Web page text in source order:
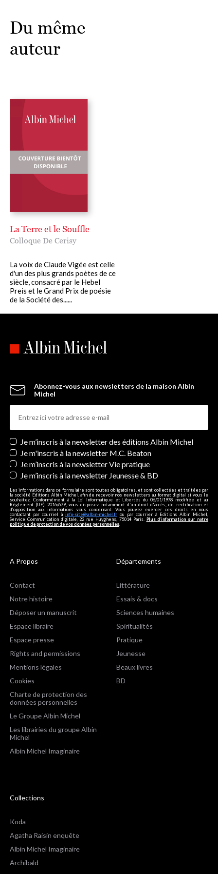
Du même
auteur
La Terre et le Souffle
Colloque De Cerisy
La voix de Claude Vigée est celle
d'un des plus grands poètes de ce
siècle, consacré par le Hebel
Preis et le Grand Prix de poésie
de la Société des......
Abonnez-vous aux newsletters de la maison Albin
Michel
Newsletters
Je m’inscris à la newsletter des éditions Albin Michel
Je m'inscris à la newsletter M.C. Beaton
Je m’inscris à la newsletter Vie pratique
Je m’inscris à la newsletter Jeunesse & BD
Les informations dans ce formulaire sont toutes obligatoires, et sont collectées et traitées par
la société Editions Albin Michel, afin de recevoir nos newsletters au format digital si vous le
souhaitez. Conformément à la Loi Informatique et Libertés du 06/01/1978 modifiée et au
Règlement (UE) 2016/679, vous disposez notamment d'un droit d'accès, de rectification et
d’opposition aux informations vous concernant. Vous pouvez exercer ces droits en nous
contactant par courriel à info-site@albin-michel.fr ou par courrier à Editions Albin Michel,
Service Communication digitale, 22 rue Huyghens, 75014 Paris. Plus d’information sur notre
politique de protection de vos données personnelles.
A Propos
Contact
Notre histoire
Déposer un manuscrit
Espace libraire
Espace presse
Rights and permissions
Mentions légales
Cookies
Charte de protection des
données personnelles
Le Groupe Albin Michel
Les librairies du groupe Albin
Michel
Albin Michel Imaginaire
Départements
Littérature
Essais & docs
Sciences humaines
Spiritualités
Pratique
Jeunesse
Beaux livres
BD
Collections
Koda
Agatha Raisin enquête
Albin Michel Imaginaire
Archibald